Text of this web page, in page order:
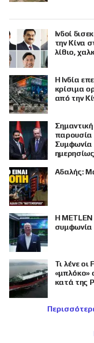
Ινδοί
την Κίνα
λίθιο,
Η Ινδία
κρίσιμα
από την
παρουσία
Συμφωνία
ημερησίως
Αδαλής:
Η
συμφωνία
Τι λένε οι
«μπλόκο»
κατά της